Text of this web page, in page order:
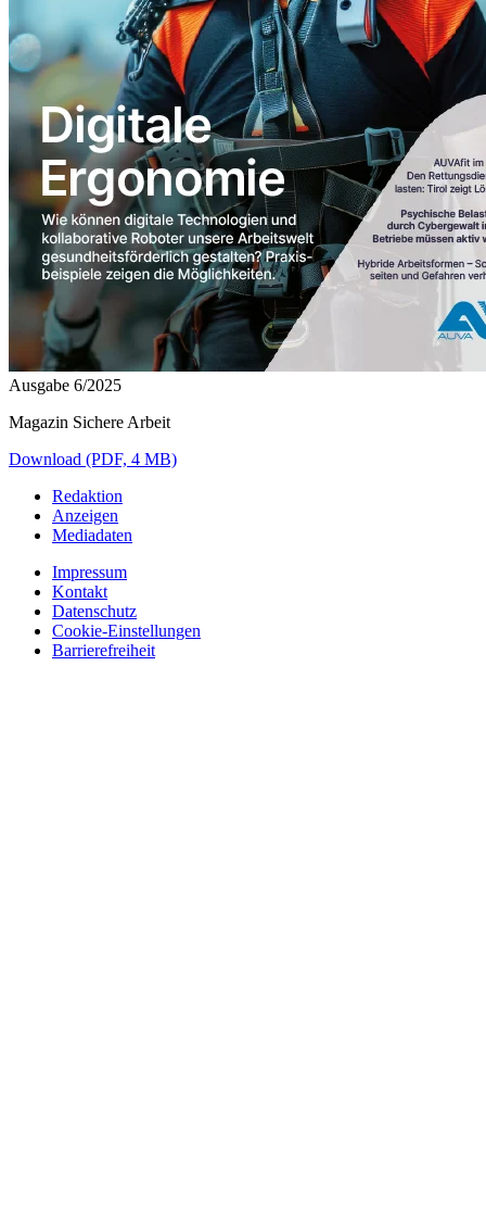
Ausgabe 6/2025
Magazin Sichere Arbeit
Download (PDF, 4 MB)
Redaktion
Anzeigen
Mediadaten
Impressum
Kontakt
Datenschutz
Cookie-Einstellungen
Barrierefreiheit